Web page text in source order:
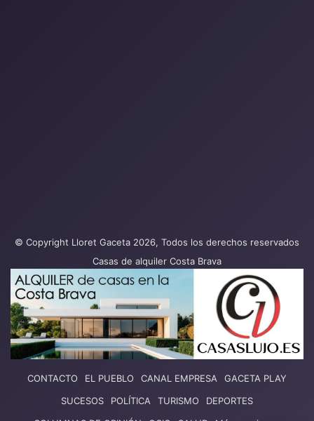
© Copyright Lloret Gaceta 2026, Todos los derechos reservados
Casas de alquiler Costa Brava
CONTACTO EL PUEBLO CANAL EMPRESA
GACETA PLAY
SUCESOS
POLÍTICA TURISMO
DEPORTES